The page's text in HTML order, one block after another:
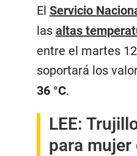
El Servicio
las altas
entre el martes
soportará los
36 °C.
LEE:
para